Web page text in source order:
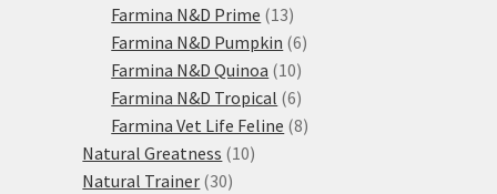
produktů
Farmina N&D Prime 1313
produktů
Farmina N&D Pumpkin 66
Farmina N&D Quinoa 1010
produktů
Farmina N&D Tropical 66
produktů
Farmina Vet Life Feline 88
Natural Greatness 1010
Natural Trainer 3030